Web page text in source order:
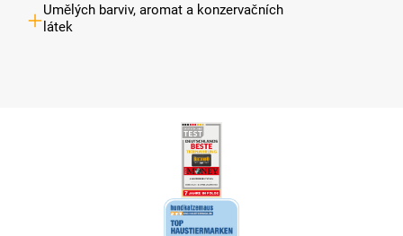
Umělých barviv, aromat a konzervačních
látek